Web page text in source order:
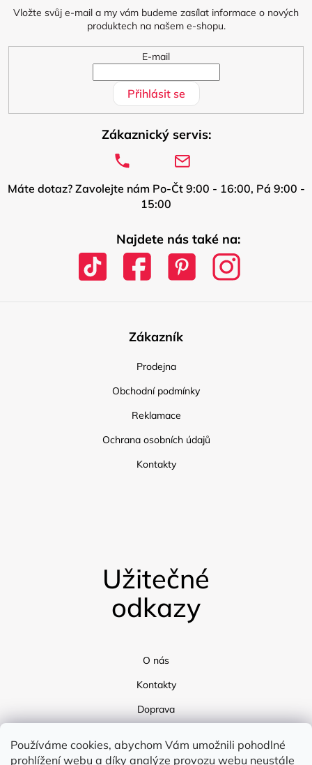
Používáme cookies, abychom Vám umožnili pohodlné
prohlížení webu a díky analýze provozu webu neustále
Vložte svůj e-mail a my vám budeme zasílat informace o nových
produktech na našem e-shopu.
E-mail
Přihlásit se
Zákaznický servis:
Máte dotaz? Zavolejte nám Po-Čt 9:00 - 16:00, Pá 9:00 -
15:00
Najdete nás také na:
Zákazník
Prodejna
Obchodní podmínky
Reklamace
Ochrana osobních údajů
Kontakty
Užitečné
odkazy
O nás
Kontakty
Doprava